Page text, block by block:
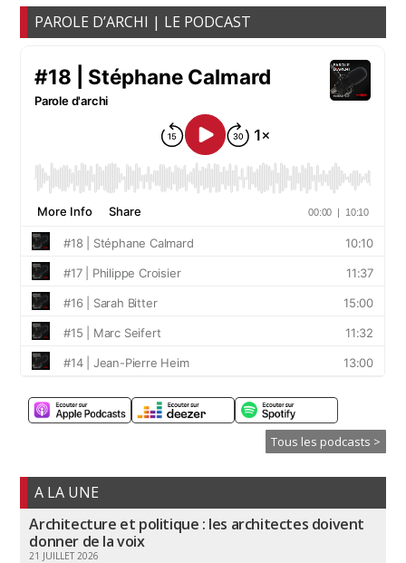
PAROLE D’ARCHI | LE PODCAST
Tous les podcasts >
A LA UNE
Architecture et politique : les architectes doivent
donner de la voix
21 JUILLET 2026